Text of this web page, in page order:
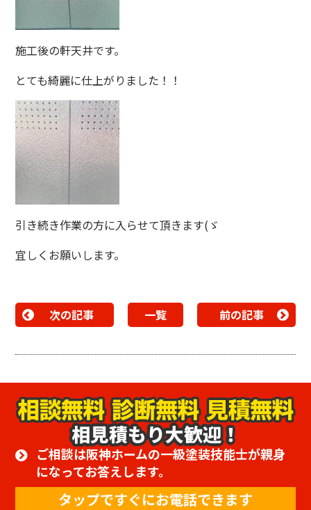
施工後の軒天井です。
とても綺麗に仕上がりました！！
引き続き作業の方に入らせて頂きます(ゞ
宜しくお願いします。
次の記事 一覧 前の記事
相見積もり大歓迎！
ご相談は阪神ホームの一級塗装技能士が親身
になってお答えします。
タップですぐにお電話できます